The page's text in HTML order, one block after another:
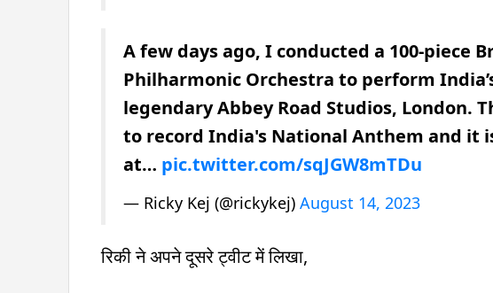
A few days ago, I conducted a 100-piece
Philharmonic Orchestra to perform
legendary Abbey Road Studios, London.
to record India's National Anthem and it
at… pic.twitter.com/sqJGW8mTDu
— Ricky Kej (@rickykej) August 14, 2023
रिकी ने अपने दूसरे ट्वीट में लिखा,